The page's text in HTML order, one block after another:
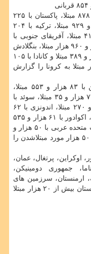
بعد از آن کشورهای ایران با ۲۳۷ هزار و ۸۷۸ مبتلا، پاکستان با ۲۲۵
هزار و ۲۸۳ مبتلا، عربستان با ۲۰۵ هزار و ۹۲۹ مبتلا، ترکیه با ۲۰۴
هزار و ۶۱۰ مبتلا، آلمان با ۱۹۷ هزار و ۴۱۸ مبتلا، آفریقای جنوبی با
۱۸۷ هزار و ۹۷۷ مبتلا، فرانسه با ۱۶۶ هزار و ۹۶۰ هزار مبتلا، بنگلادش
با ۱۵۹ هزار و ۶۷۹ مبتلا، کلمبیا با ۱۱۳ هزار و ۳۸۹ مبتلا و کانادا با ۱۰۵
مبتلا تابحال بیش از ۱۰۰ هزار مبتلا به کرونا را گزارش
سپس قطر با ۹۹ هزار و ۱۸۳ مبتلا، چین با ۸۳ هزار و ۵۵۳ مبتلا،
آرژانتین با ۷۵ هزار و ۳۷۶ مبتلا، مصر با ۷۴ هزار و ۳۵ مبتلا، سوئد با
۷۱ هزار و ۴۱۹ مبتلا، بلاروس با ۶۳ هزار و ۲۷۰ مبتلا، اندونزی با ۶۲
هزار و ۱۴۲ مبتلا، بلژیک با ۶۱ هزار و ۸۳۸، اکوادور با ۶۱ هزار و ۵۳۵
مبتلا، عراق با ۵۸ هزار و ۳۵۴ مبتلا، امارات متحده عربی با ۵۰ هزار و
۸۵۷ و هلند با ۵۰ هزار و ۳۳۵ مبتلا بیش از ۵۰ هزار مورد مبتلاشدن را
پرتغال، عمان،
جمهوری دومینیکن،
ارمنستان، سرزمین های
اشغالی، ایرلند، هندوراس، گواتمالا و قزاقستان بیش از ۲۰ هزار مبتلا